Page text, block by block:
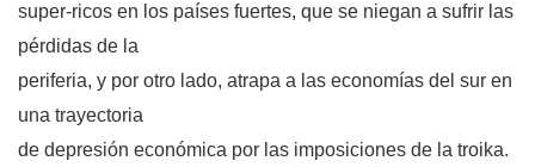
super-ricos en los países fuertes, que se niegan a sufrir las
pérdidas de la
periferia, y por otro lado, atrapa a las economías del sur en
una trayectoria
de depresión económica por las imposiciones de la troika.